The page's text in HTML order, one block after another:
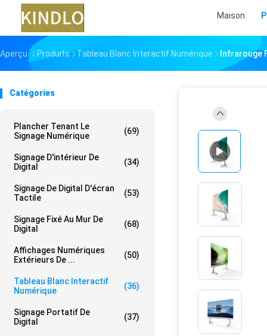
Maison
Aperçu Produits Tableau Blanc Interactif Numérique Infrarouge
Catégories
Plancher Tenant Le
Signage Numérique
(69)
Signage D'intérieur De
Digital
(34)
Signage De Digital D'écran
Tactile
(53)
Signage Fixé Au Mur De
Digital
(68)
Affichages Numériques
Extérieurs De ...
(50)
Tableau Blanc Interactif
Numérique
(36)
Signage Portatif De
Digital
(37)